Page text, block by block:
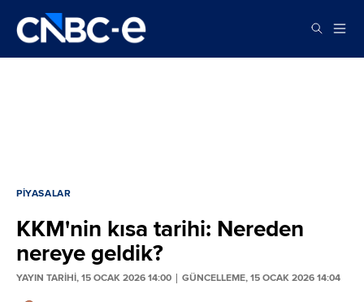
PIYASALAR
KKM'nin kısa tarihi: Nereden
nereye geldik?
YAYIN TARİHİ, 15 OCAK 2026 14:00 GÜNCELLEME, 15 OCAK 2026 14:04